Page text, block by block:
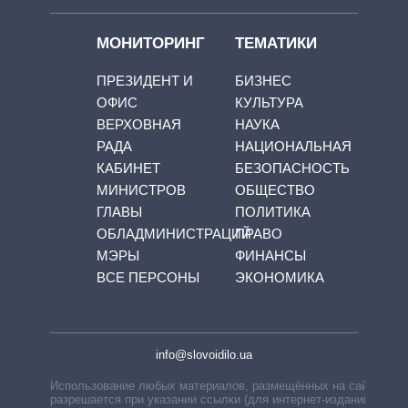
МОНИТОРИНГ
ПРЕЗИДЕНТ И
ОФИС
ВЕРХОВНАЯ
РАДА
КАБИНЕТ
МИНИСТРОВ
ГЛАВЫ
ОБЛАДМИНИСТРАЦИЙ
МЭРЫ
ВСЕ ПЕРСОНЫ
ТЕМАТИКИ
БИЗНЕС
КУЛЬТУРА
НАУКА
НАЦИОНАЛЬНАЯ
БЕЗОПАСНОСТЬ
ОБЩЕСТВО
ПОЛИТИКА
ПРАВО
ФИНАНСЫ
ЭКОНОМИКА
info@slovoidilo.ua
Использование любых материалов, размещённых на сайте,
разрешается при указании ссылки (для интернет-изданий —